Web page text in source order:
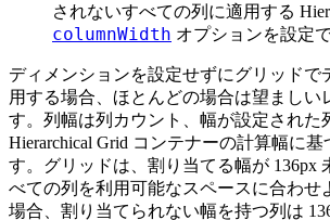
されないすべての列に適用する
columnWidth オプションを設定
ディメンションを設定せずにグリッドで
用する場合、ほとんどの場合は望ましい
す。列幅は列カウント、幅が設定された
Hierarchical Grid コンテナーの計算幅に基
す。グリッドは、割り当てる幅が 136px
べての列を利用可能なスペースに合わせ
場合、割り当てられない幅を持つ列は